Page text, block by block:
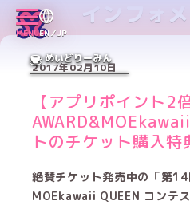
MENUEN／JP
めいどりーみん
インフォ
2017年02月10日
【アプリポイント2
トのチケット購入特
絶賛チケット発売中の「第
MOEkawaii QUEEN コンテス